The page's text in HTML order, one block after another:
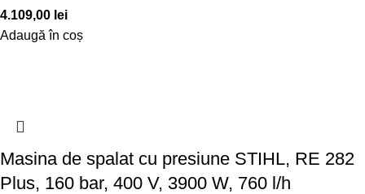
4.109,00 lei
Adaugă în coș
Masina de spalat cu presiune STIHL, RE 282
Plus, 160 bar, 400 V, 3900 W, 760 l/h